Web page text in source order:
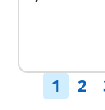
In den
1 2